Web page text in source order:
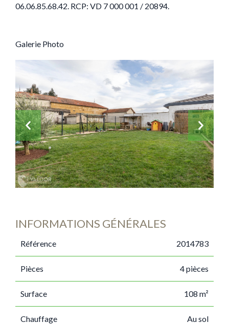
06.06.85.68.42. RCP: VD 7 000 001 / 20894.
Galerie Photo
INFORMATIONS GÉNÉRALES
Référence 2014783
Pièces 4 pièces
Surface 108 m²
Chauffage
Au sol